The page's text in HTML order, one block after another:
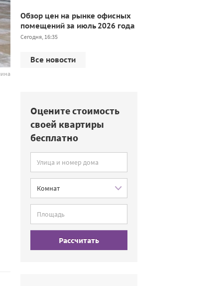
Обзор цен на рынке офисных
помещений за июль 2026 года
Сегодня, 16:35
Все новости
Оцените стоимость
своей квартиры
бесплатно
Рассчитать